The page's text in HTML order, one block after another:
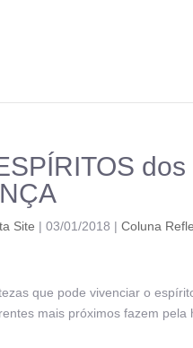
Site |03/01/2018 |Coluna
que pode vivenciar o
mais próximos fazem pela